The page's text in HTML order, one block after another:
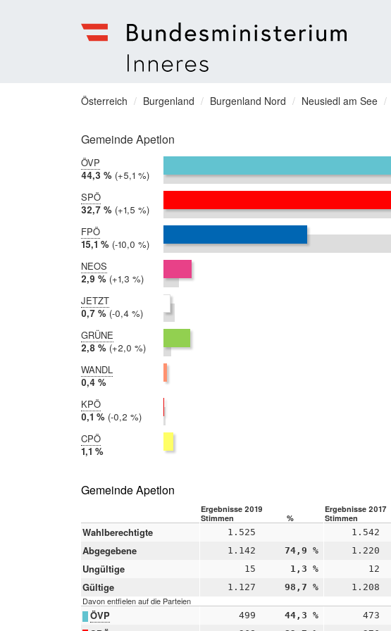
für
Inneres
Sie
sich
hier:
Österreich Burgenland Burgenland Nord Neusiedl am See
Gemeinde Apetlon
ÖVP
2019:
44,3 %
2017:
39,2 %
Differenz:
+5,1 %
SPÖ
2019:
32,7 %
2017:
31,1 %
Differenz:
+1,5 %
FPÖ
2019:
15,1 %
2017:
25,1 %
Differenz:
-10,0 %
NEOS
2019:
2,9 %
2017:
1,7 %
Differenz:
+1,3 %
JETZT
2019:
0,7 %
2017:
1,2 %
Differenz:
-0,4 %
GRÜNE
2019:
2,8 %
2017:
0,8 %
Differenz:
+2,0 %
WANDL
2019:
0,4 %
teilgenommen
KPÖ
2019:
0,1 %
2017:
0,2 %
Differenz:
-0,2 %
CPÖ
2019:
1,1 %
teilgenommen
Gemeinde Apetlon
Ergebnisse 2019 Ergebnisse 2017
Stimmen
% Stimmen
Wahlberechtigte 1.525 1.542
Abgegebene 1.142 74,9 % 1.220
Ungültige 15 1,3 % 12
Gültige 1.127 98,7 % 1.208
Davon entfielen auf die Parteien
ÖVP 499 44,3 % 473